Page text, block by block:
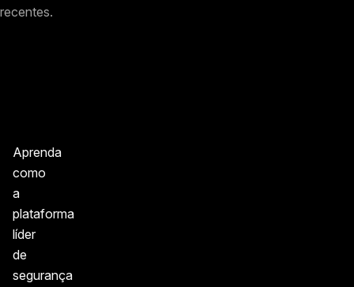
recentes.
Aprenda
como
a
plataforma
líder
de
segurança